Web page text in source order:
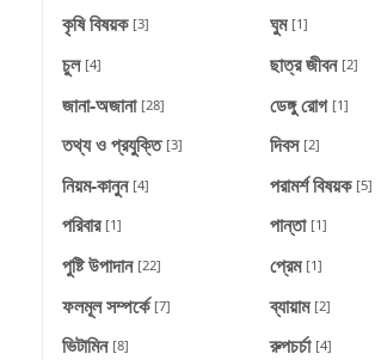
কৃষি বিষয়ক [3] ঘুম [1]
চুল [4] ছাত্র জীবন [2]
জানা-অজানা [28] ডেঙ্গু রোগ [1]
তথ্য ও প্রযুক্তি [3] দিবস [2]
নিয়ম-কানুন [4] পরামর্শ বিষয়ক [5]
পরিবার [1] পান্তা [1]
পুষ্টি উপাদান [22] প্রেম [1]
ফলমূল সম্পর্কে [7] ব্যায়াম [2]
ভিটামিন [8] রুপচর্চা [4]